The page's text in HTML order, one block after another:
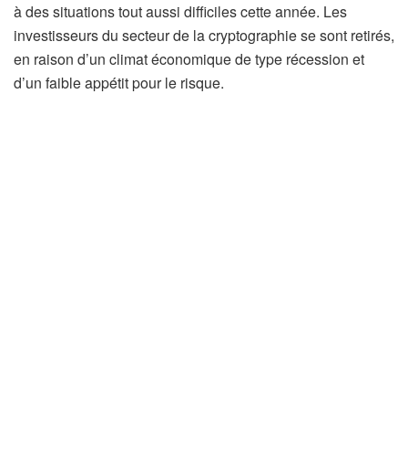
à des situations tout aussi difficiles cette année. Les
investisseurs du secteur de la cryptographie se sont retirés,
en raison d’un climat économique de type récession et
d’un faible appétit pour le risque.